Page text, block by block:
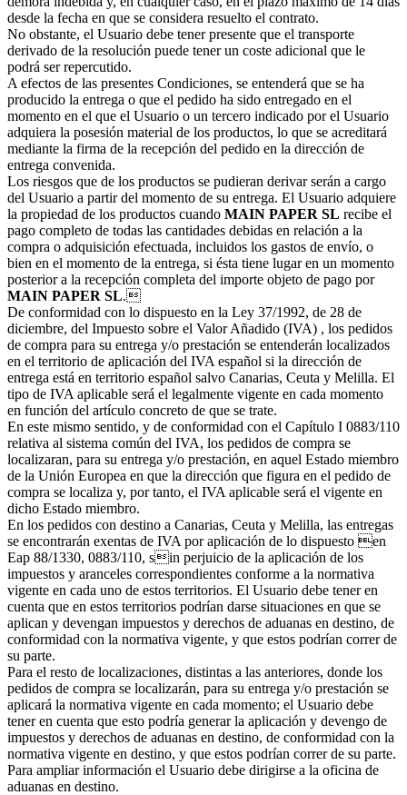
desde la fecha en que se considera resuelto el contrato.
No obstante, el Usuario debe tener presente que el transporte
derivado de la resolución puede tener un coste adicional que le
podrá ser repercutido.
A efectos de las presentes Condiciones, se entenderá que se ha
producido la entrega o que el pedido ha sido entregado en el
momento en el que el Usuario o un tercero indicado por el Usuario
adquiera la posesión material de los productos, lo que se acreditará
mediante la firma de la recepción del pedido en la dirección de
entrega convenida.
Los riesgos que de los productos se pudieran derivar serán a cargo
del Usuario a partir del momento de su entrega. El Usuario adquiere
la propiedad de los productos cuando MAIN PAPER SL recibe el
pago completo de todas las cantidades debidas en relación a la
compra o adquisición efectuada, incluidos los gastos de envío, o
bien en el momento de la entrega, si ésta tiene lugar en un momento
posterior a la recepción completa del importe objeto de pago por
MAIN PAPER SL.
De conformidad con lo dispuesto en la Ley 37/1992, de 28 de
diciembre, del Impuesto sobre el Valor Añadido (IVA) , los pedidos
de compra para su entrega y/o prestación se entenderán localizados
en el territorio de aplicación del IVA español si la dirección de
entrega está en territorio español salvo Canarias, Ceuta y Melilla. El
tipo de IVA aplicable será el legalmente vigente en cada momento
en función del artículo concreto de que se trate.
En este mismo sentido, y de conformidad con el Capítulo I 0883/110
relativa al sistema común del IVA, los pedidos de compra se
localizaran, para su entrega y/o prestación, en aquel Estado miembro
de la Unión Europea en que la dirección que figura en el pedido de
compra se localiza y, por tanto, el IVA aplicable será el vigente en
dicho Estado miembro.
En los pedidos con destino a Canarias, Ceuta y Melilla, las entregas
se encontrarán exentas de IVA por aplicación de lo dispuesto en
Eap 88/1330, 0883/110, sin perjuicio de la aplicación de los
impuestos y aranceles correspondientes conforme a la normativa
vigente en cada uno de estos territorios. El Usuario debe tener en
cuenta que en estos territorios podrían darse situaciones en que se
aplican y devengan impuestos y derechos de aduanas en destino, de
conformidad con la normativa vigente, y que estos podrían correr de
su parte.
Para el resto de localizaciones, distintas a las anteriores, donde los
pedidos de compra se localizarán, para su entrega y/o prestación se
aplicará la normativa vigente en cada momento; el Usuario debe
tener en cuenta que esto podría generar la aplicación y devengo de
impuestos y derechos de aduanas en destino, de conformidad con la
normativa vigente en destino, y que estos podrían correr de su parte.
Para ampliar información el Usuario debe dirigirse a la oficina de
aduanas en destino.